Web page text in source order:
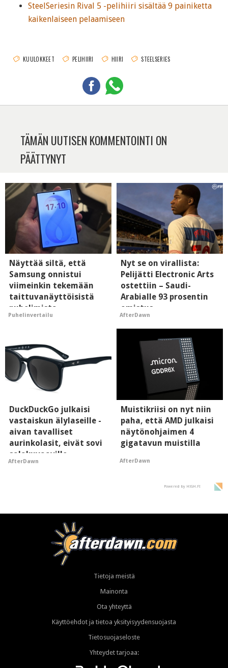
SteelSeriesin Rival 5 -pelihiiri sisältää 9 painiketta
kaikenlaiseen pelaamiseen
KUULOKKEET PELIHIIRI HIIRI STEELSERIES
TÄMÄN UUTISEN KOMMENTOINTI ON
PÄÄTTYNYT
Näyttää siltä, että
Samsung onnistui
viimeinkin tekemään
taittuvanäyttöisistä
puhelimista
supersuosittuja
Puhelinvertailu
Nyt se on virallista:
Pelijätti Electronic Arts
ostettiin – Saudi-
Arabialle 93 prosentin
omistus
AfterDawn
DuckDuckGo julkaisi
vastaiskun älylaseille -
aivan tavalliset
aurinkolasit, eivät sovi
salakuvaaville
hyypiöille
AfterDawn
Muistikriisi on nyt niin
paha, että AMD julkaisi
näytönohjaimen 4
gigatavun muistilla
AfterDawn
Powered by HIGH.FI
Tietoja meistä
Mainonta
Ota yhteyttä
Käyttöehdot ja tietoa yksityisyydensuojasta
Tietosuojaseloste
Yhteydet tarjoaa: